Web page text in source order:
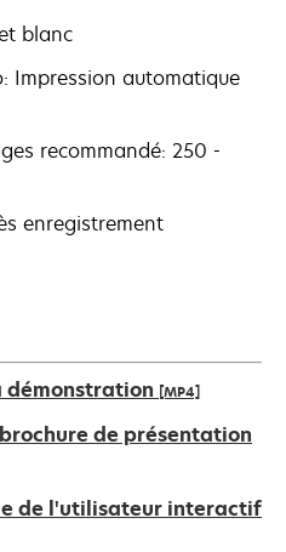
blanc
Impression automatique
recommandé: 250 -
enregistrement
démonstration [MP4]
de présentation
de l'utilisateur interactif